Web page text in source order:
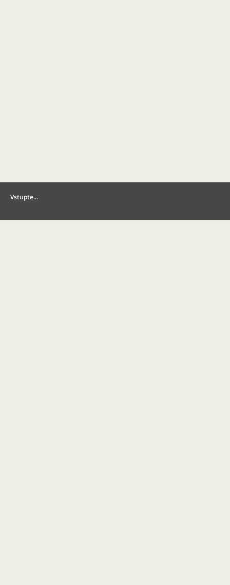
Vstupte…